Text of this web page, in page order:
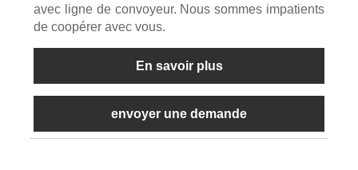
avec ligne de convoyeur. Nous sommes impatients
de coopérer avec vous.
En savoir plus
envoyer une demande